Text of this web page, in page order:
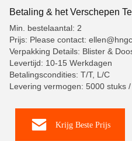
Betaling & het Verschepen
Min. bestelaantal: 2
Prijs: Please contact:
Verpakking Details: Blister &
Levertijd: 10-15 Werkdagen
Betalingscondities: T/T, L/C
Levering vermogen: 5000 stuks
Krijg Beste Prijs